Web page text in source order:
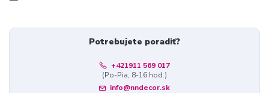
Potrebujete poradiť?
+421911 569 017
(Po-Pia, 8-16 hod.)
info@nndecor.sk